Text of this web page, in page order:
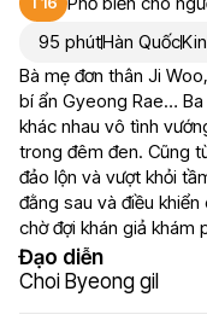
95 phútHàn Quốc
Bà mẹ đơn thân Ji
bí ẩn Gyeong Rae…
khác nhau vô tình
trong đêm đen. Cũng
đảo lộn và vượt khỏi
đằng sau và điều
chờ đợi khán giả khám
Đạo diễn
Choi Byeong gil